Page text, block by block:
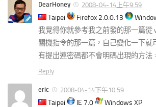
DearHoney 2008-04-14上午9:59
Taipei Firefox 2.0.0.13
我覺得你就參考我之前發的那一篇從
關機指令的那一篇，自己變化一下就
有提出連密碼都不會明碼出現的方法
Reply
eric 2008-04-14下午10:59
Taipei IE 7.0
Windows XP